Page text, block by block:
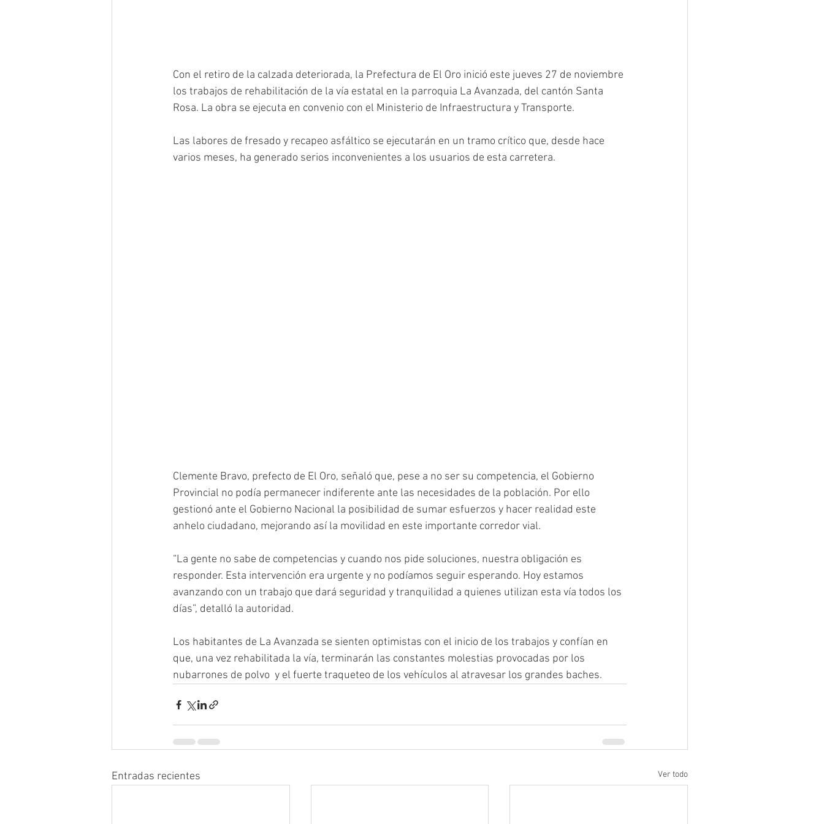
Con el retiro de la calzada deteriorada, la Prefectura de El Oro inició este jueves 27 de noviembre
los trabajos de rehabilitación de la vía estatal en la parroquia La Avanzada, del cantón Santa
Rosa. La obra se ejecuta en convenio con el Ministerio de Infraestructura y Transporte.
Las labores de fresado y recapeo asfáltico se ejecutarán en un tramo crítico que, desde hace
varios meses, ha generado serios inconvenientes a los usuarios de esta carretera.
Clemente Bravo, prefecto de El Oro, señaló que, pese a no ser su competencia, el Gobierno
Provincial no podía permanecer indiferente ante las necesidades de la población. Por ello
gestionó ante el Gobierno Nacional la posibilidad de sumar esfuerzos y hacer realidad este
anhelo ciudadano, mejorando así la movilidad en este importante corredor vial.
“La gente no sabe de competencias y cuando nos pide soluciones, nuestra obligación es
responder. Esta intervención era urgente y no podíamos seguir esperando. Hoy estamos
avanzando con un trabajo que dará seguridad y tranquilidad a quienes utilizan esta vía todos los
días”, detalló la autoridad.
Los habitantes de La Avanzada se sienten optimistas con el inicio de los trabajos y confían en
que, una vez rehabilitada la vía, terminarán las constantes molestias provocadas por los
nubarrones de polvo  y el fuerte traqueteo de los vehículos al atravesar los grandes baches.
Entradas recientes Ver todo